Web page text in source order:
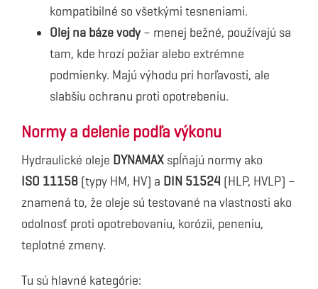
kompatibilné so všetkými tesneniami.
Olej na báze vody – menej bežné, používajú sa
tam, kde hrozí požiar alebo extrémne
podmienky. Majú výhodu pri horľavosti, ale
slabšiu ochranu proti opotrebeniu.
Normy a delenie podľa výkonu
Hydraulické oleje DYNAMAX spĺňajú normy ako
ISO 11158 (typy HM, HV) a DIN 51524 (HLP, HVLP) –
znamená to, že oleje sú testované na vlastnosti ako
odolnosť proti opotrebovaniu, korózii, peneniu,
teplotné zmeny.
Tu sú hlavné kategórie: